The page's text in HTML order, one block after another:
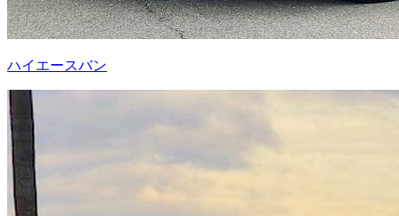
ハイエースバン